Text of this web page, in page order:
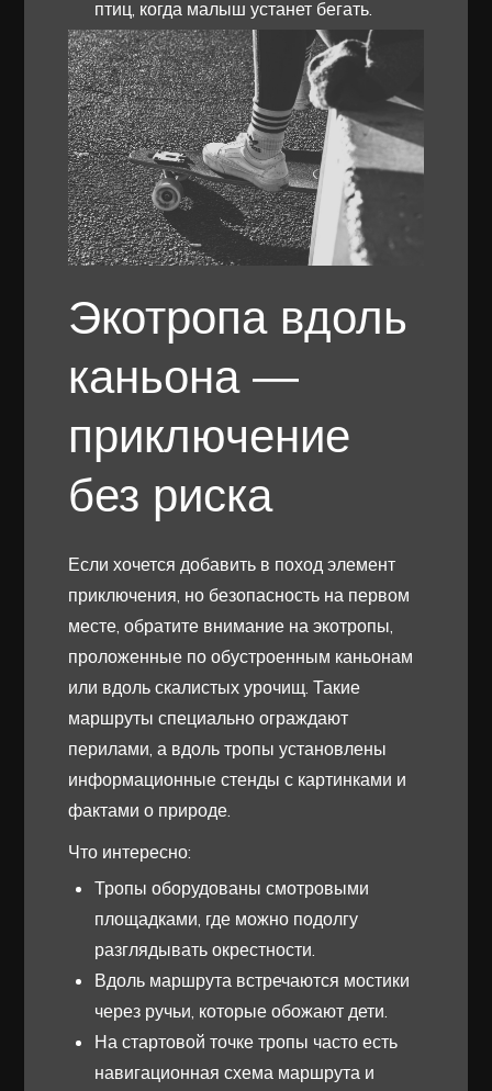
птиц, когда малыш устанет бегать.
Экотропа вдоль
каньона —
приключение
без риска
Если хочется добавить в поход элемент
приключения, но безопасность на первом
месте, обратите внимание на экотропы,
проложенные по обустроенным каньонам
или вдоль скалистых урочищ. Такие
маршруты специально ограждают
перилами, а вдоль тропы установлены
информационные стенды с картинками и
фактами о природе.
Что интересно:
Тропы оборудованы смотровыми
площадками, где можно подолгу
разглядывать окрестности.
Вдоль маршрута встречаются мостики
через ручьи, которые обожают дети.
На стартовой точке тропы часто есть
навигационная схема маршрута и